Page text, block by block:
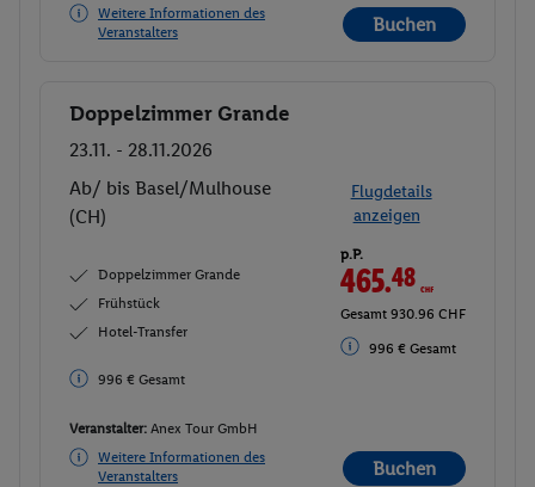
Weitere Informationen des
Veranstalters
Buchen
Buchen
Doppelzimmer Grande
23.11. - 28.11.2026
Ab/ bis Basel/Mulhouse
(CH)
Flugdetails
anzeigen
Doppelzimmer Grande
Frühstück
Hotel-Transfer
996 € Gesamt
p.P.
465.48CHF
Gesamt 930.96 CHF
996 € Gesamt
Veranstalter: Anex Tour GmbH
Weitere Informationen des
Veranstalters
Buchen